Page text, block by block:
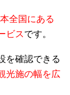
全国にある
ビスです。
を確認できる
光施の幅を広